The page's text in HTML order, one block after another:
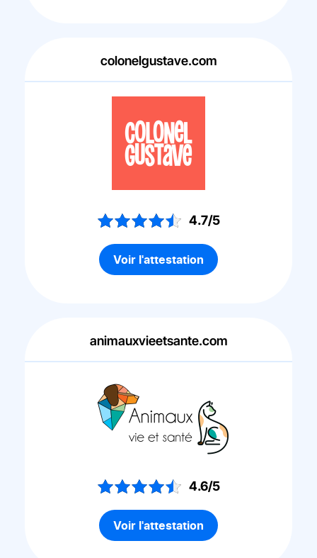
colonelgustave.com
4.7/5
Voir l'attestation
animauxvieetsante.com
4.6/5
Voir l'attestation